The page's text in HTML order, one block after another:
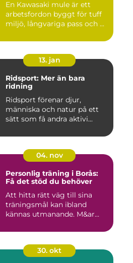
En Kawasaki mule är ett
arbetsfordon byggt för tuff
miljö, långvariga pass och ...
13. jan
Ridsport: Mer än bara
ridning
Ridsport förenar djur,
människa och natur på ett
sätt som få andra aktivi...
04. nov
Personlig träning i Borås:
Få det stöd du behöver
Att hitta rätt väg till sina
träningsmål kan ibland
kännas utmanande. M&ar...
30. okt